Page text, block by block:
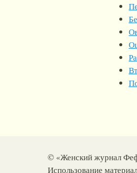
© «Женский журнал
Использование